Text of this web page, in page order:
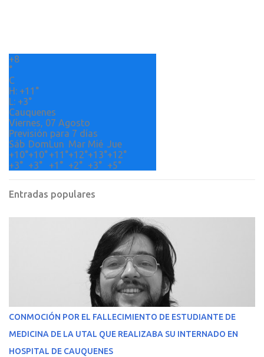
i
s
+8
°
C
H: +11°
L: +3°
Cauquenes
Viernes, 07 Agosto
Previsión para 7 días
Sáb DomLun Mar Mié Jue
+10°+10°+11°+12°+13°+12°
+3° +3° +1° +2° +3° +5°
Entradas populares
CONMOCIÓN POR EL FALLECIMIENTO DE ESTUDIANTE DE
MEDICINA DE LA UTAL QUE REALIZABA SU INTERNADO EN
HOSPITAL DE CAUQUENES